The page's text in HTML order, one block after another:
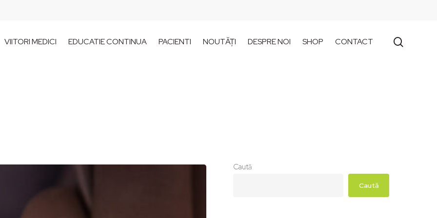
VIITORI MEDICI EDUCATIE CONTINUA PACIENTI NOUTĂȚI DESPRE NOI SHOP CONTACT
Caută
Caută